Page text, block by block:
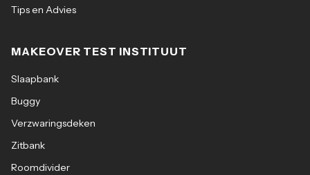
Tips en Advies
MAKEOVER TEST INSTITUUT
Slaapbank
Buggy
Verzwaringsdeken
Zitbank
Roomdivider